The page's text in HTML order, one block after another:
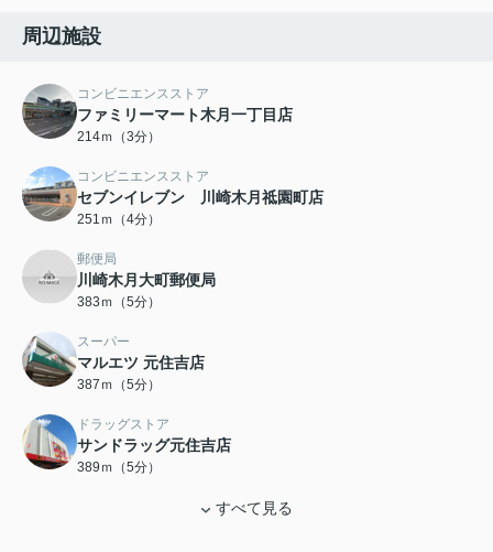
周辺施設
コンビニエンスストア
ファミリーマート木月一丁目店
214ｍ（3分）
コンビニエンスストア
セブンイレブン 川崎木月祗園町店
251ｍ（4分）
郵便局
川崎木月大町郵便局
383ｍ（5分）
スーパー
マルエツ 元住吉店
387ｍ（5分）
ドラッグストア
サンドラッグ元住吉店
389ｍ（5分）
すべて見る